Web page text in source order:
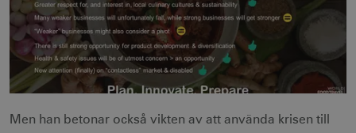
Men han betonar också vikten av att använda krisen till